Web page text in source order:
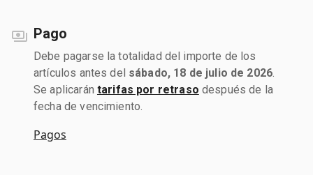
Pago
Debe pagarse la totalidad del importe de los
artículos antes del sábado, 18 de julio de 2026
Se aplicarán tarifas por retraso después de la
fecha de vencimiento.
Pagos